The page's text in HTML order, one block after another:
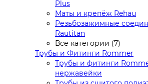
Plus
Маты и крепёж Rehau
Резьбозажимные
Rautitan
Все категории (7)
Трубы и Фитинги Rommer
Трубы и фитинги
нержавейки